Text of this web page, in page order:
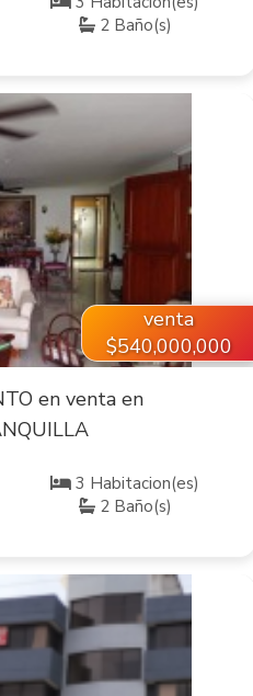
2 Baño(s)
venta
$540,000,000
en venta en
3 Habitacion(es)
2 Baño(s)